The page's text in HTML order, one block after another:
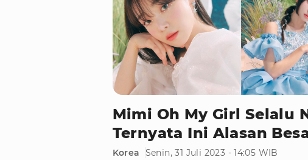
Mimi Oh My Girl Selalu
Ternyata Ini Alasan
Korea
Senin, 31 Juli 2023 - 14:05 WIB